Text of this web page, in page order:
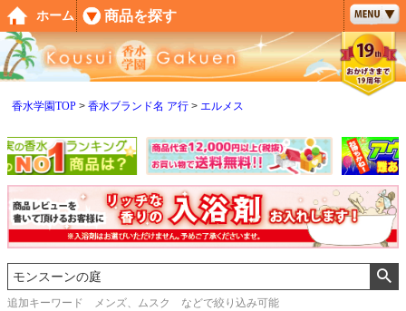
香水学園TOP 香水ブランド名 ア行 エルメス
追加キーワード メンズ、ムスク などで絞り込み可能
ペー
ジト
ップ
へ
ホーム 商品を探す